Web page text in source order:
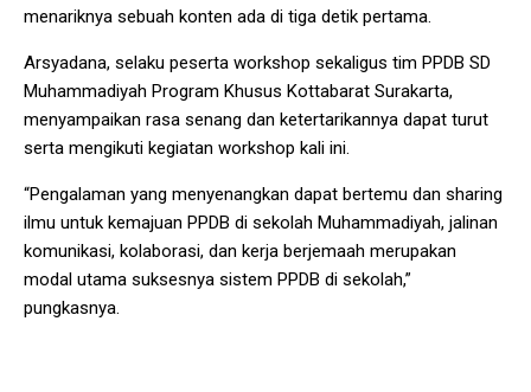
menariknya sebuah konten ada di tiga detik pertama.
Arsyadana, selaku peserta workshop sekaligus tim PPDB SD
Muhammadiyah Program Khusus Kottabarat Surakarta,
menyampaikan rasa senang dan ketertarikannya dapat turut
serta mengikuti kegiatan workshop kali ini.
“Pengalaman yang menyenangkan dapat bertemu dan sharing
ilmu untuk kemajuan PPDB di sekolah Muhammadiyah, jalinan
komunikasi, kolaborasi, dan kerja berjemaah merupakan
modal utama suksesnya sistem PPDB di sekolah,”
pungkasnya.